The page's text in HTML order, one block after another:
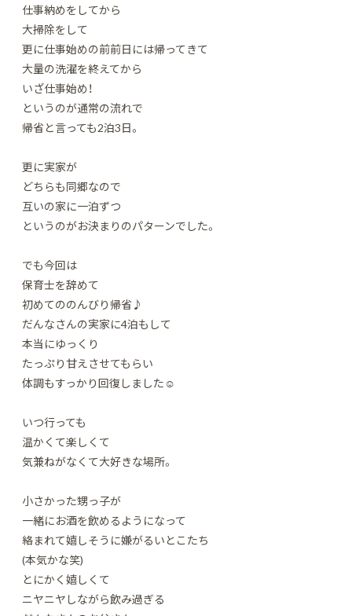
仕事納めをしてから
大掃除をして
更に仕事始めの前前日には帰ってきて
大量の洗濯を終えてから
いざ仕事始め！
というのが通常の流れで
帰省と言っても2泊3日。
更に実家が
どちらも同郷なので
互いの家に一泊ずつ
というのがお決まりのパターンでした。
でも今回は
保育士を辞めて
初めてののんびり帰省♪
だんなさんの実家に4泊もして
本当にゆっくり
たっぷり甘えさせてもらい
体調もすっかり回復しました☺
いつ行っても
温かくて楽しくて
気兼ねがなくて大好きな場所。
小さかった甥っ子が
一緒にお酒を飲めるようになって
絡まれて嬉しそうに嫌がるいとこたち
(本気かな笑)
とにかく嬉しくて
ニヤニヤしながら飲み過ぎる